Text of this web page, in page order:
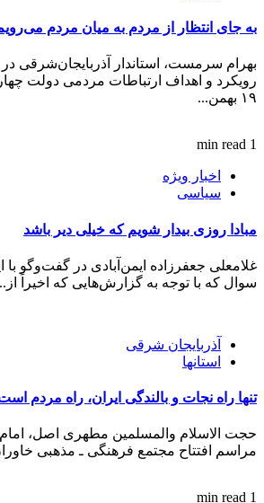
به جای انتظار از مردم به میان مردم
بهرام سرمست، استاندار آذربایجان‌شرقی در
رویکرد و اهداف ارتباطات مردمی دولت
۱۹ بهمن...
1 min read
اخبار ویژه
سیاسی
مبادا روزی بیدار شویم که خیلی دیر باشد
غلامعلی جعفرزاده ایمن‌آبادی در گفت‌و‌گو با
سوال که با توجه به گزارش‌هایی که اخیراً
آذربایجان شرقی
استانها
تنها راه نجات و بالندگی ایران، راه مردم
حجت الاسلام والمسلمین مطهری اصل‌،
مراسم افتتاح مجتمع فرهنگی ـ مذهبی
1 min read